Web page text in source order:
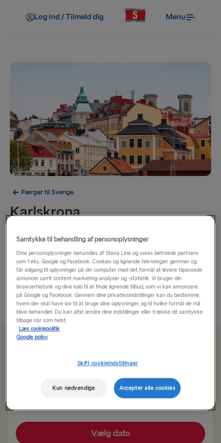
Log ind / Tilmeld dig Menu
Færger til Sverige
Karlskrona
Én by. 1.650 øer, bugte og skær.
Karlskrona er bygget på 33 af de 1.650 øer, der udgør
øgruppen, og er en helt unik by, og ikke kun i forhold
til, hvordan den ser ud. Den har en anderledes...
Læs mere
Gdynia → Karlskrona
TIL SVERIGE
Vælg dato
Samtykke til behandling af personoplysninger
Dine personoplysninger behandles af Stena Line og vores betroede partnere
som f.eks. Google og Facebook. Cookies og lignende teknologier gemmer og
får adgang til oplysninger på din computer med det formål at levere tilpassede
annoncer samt content marketing-analyser og -statistik. Vi bruger din
browserhistorik og dine køb til at finde lignende tilbud, som vi kan annoncere
på Google og Facebook. Gennem dine privatlivsindstillinger kan du bestemme,
hvem der skal have lov til at bruge dine oplysninger, og til hvilke formål de må
blive behandlet. Du kan altid ændre dine indstillinger eller trække dit samtykke
tilbage når som helst.
Læs cookiepolitik
Google policy
Skift cookieindstillinger
Kun nødvendige Accepter alle cookies